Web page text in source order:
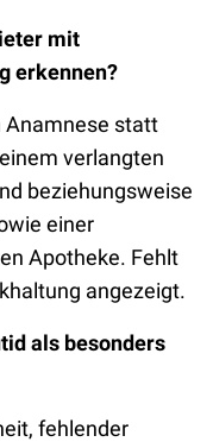
mit
erkennen?
Anamnese statt
verlangten
beziehungsweise
einer
Apotheke. Fehlt
angezeigt.
als besonders
fehlender